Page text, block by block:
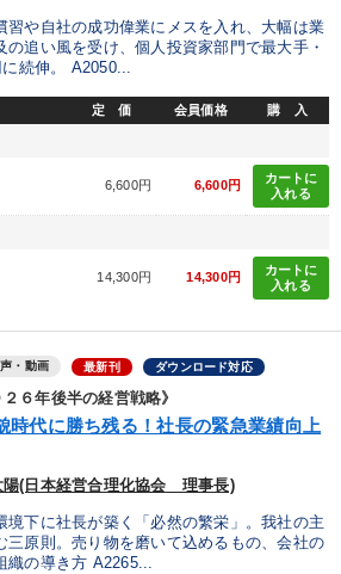
社員が自律的に動き出す組織づくり
【2月】音声・映像
話
飲食業
コンサルタント 専門家
習や自社の成功偉業にメスを入れ、大幅は業
追い風を受け、個人投資家部門で最大手・
続伸。 A2050...
定 価 会員価格 購 入
6,600円 6,600円
カートに
入れる
14,300円 14,300円
カートに
入れる
・動画 最新刊 ダウンロード対応
２６年後半の経営戦略》
時代に勝ち残る！社長の緊急業績向上
陽(日本経営合理化協会 理事長)
境下に社長が築く「必然の繁栄」。我社の主
三原則。売り物を磨いて込めるもの、会社の
織の導き方 A2265...